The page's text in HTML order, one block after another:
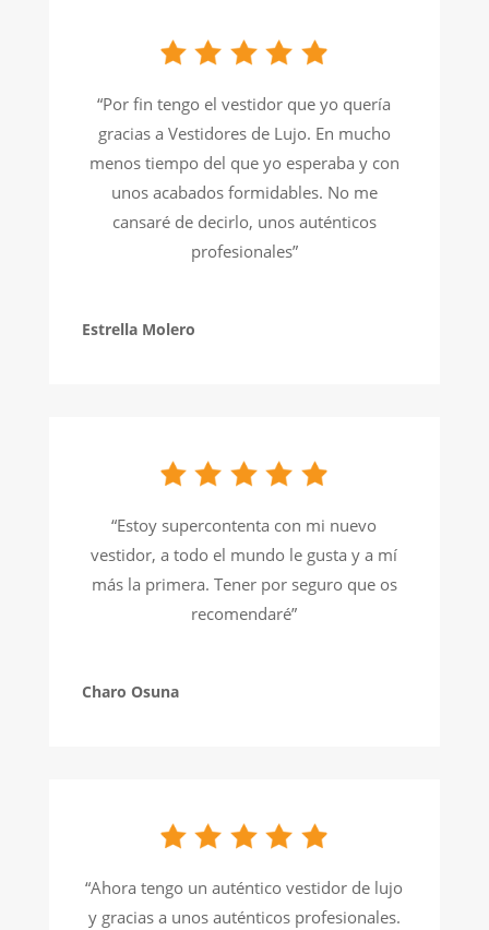
“Por fin tengo el vestidor que yo quería
gracias a Vestidores de Lujo. En mucho
menos tiempo del que yo esperaba y con
unos acabados formidables. No me
cansaré de decirlo, unos auténticos
profesionales”
Estrella Molero
“Estoy supercontenta con mi nuevo
vestidor, a todo el mundo le gusta y a mí
más la primera. Tener por seguro que os
recomendaré”
Charo Osuna
“Ahora tengo un auténtico vestidor de lujo
y gracias a unos auténticos profesionales.